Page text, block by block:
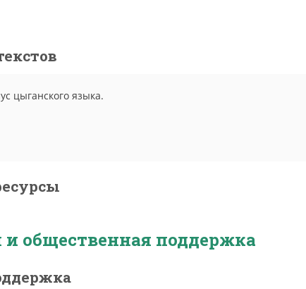
цыганского языка.
общественная поддержка